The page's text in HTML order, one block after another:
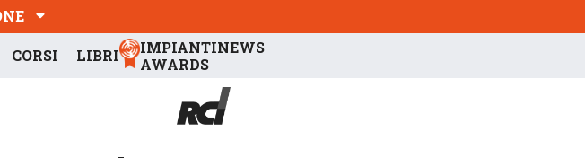
CORSI LIBRI
IMPIANTINEWS
AWARDS